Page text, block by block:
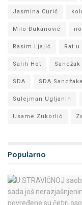
Jasmina Curić
Milo Đukanović
Rasim Ljajić Rat
Salih Hot Sandžak
SDA SDA Sandžaka
Sulejman Ugljanin
Usame Zukorlić
Popularno